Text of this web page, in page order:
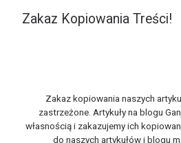
Zakaz Kopiowania Treści!
Zakaz kopiowania naszych
zastrzeżone. Artykuły na blogu
własnością i zakazujemy ich
do naszych artykułów i blogu